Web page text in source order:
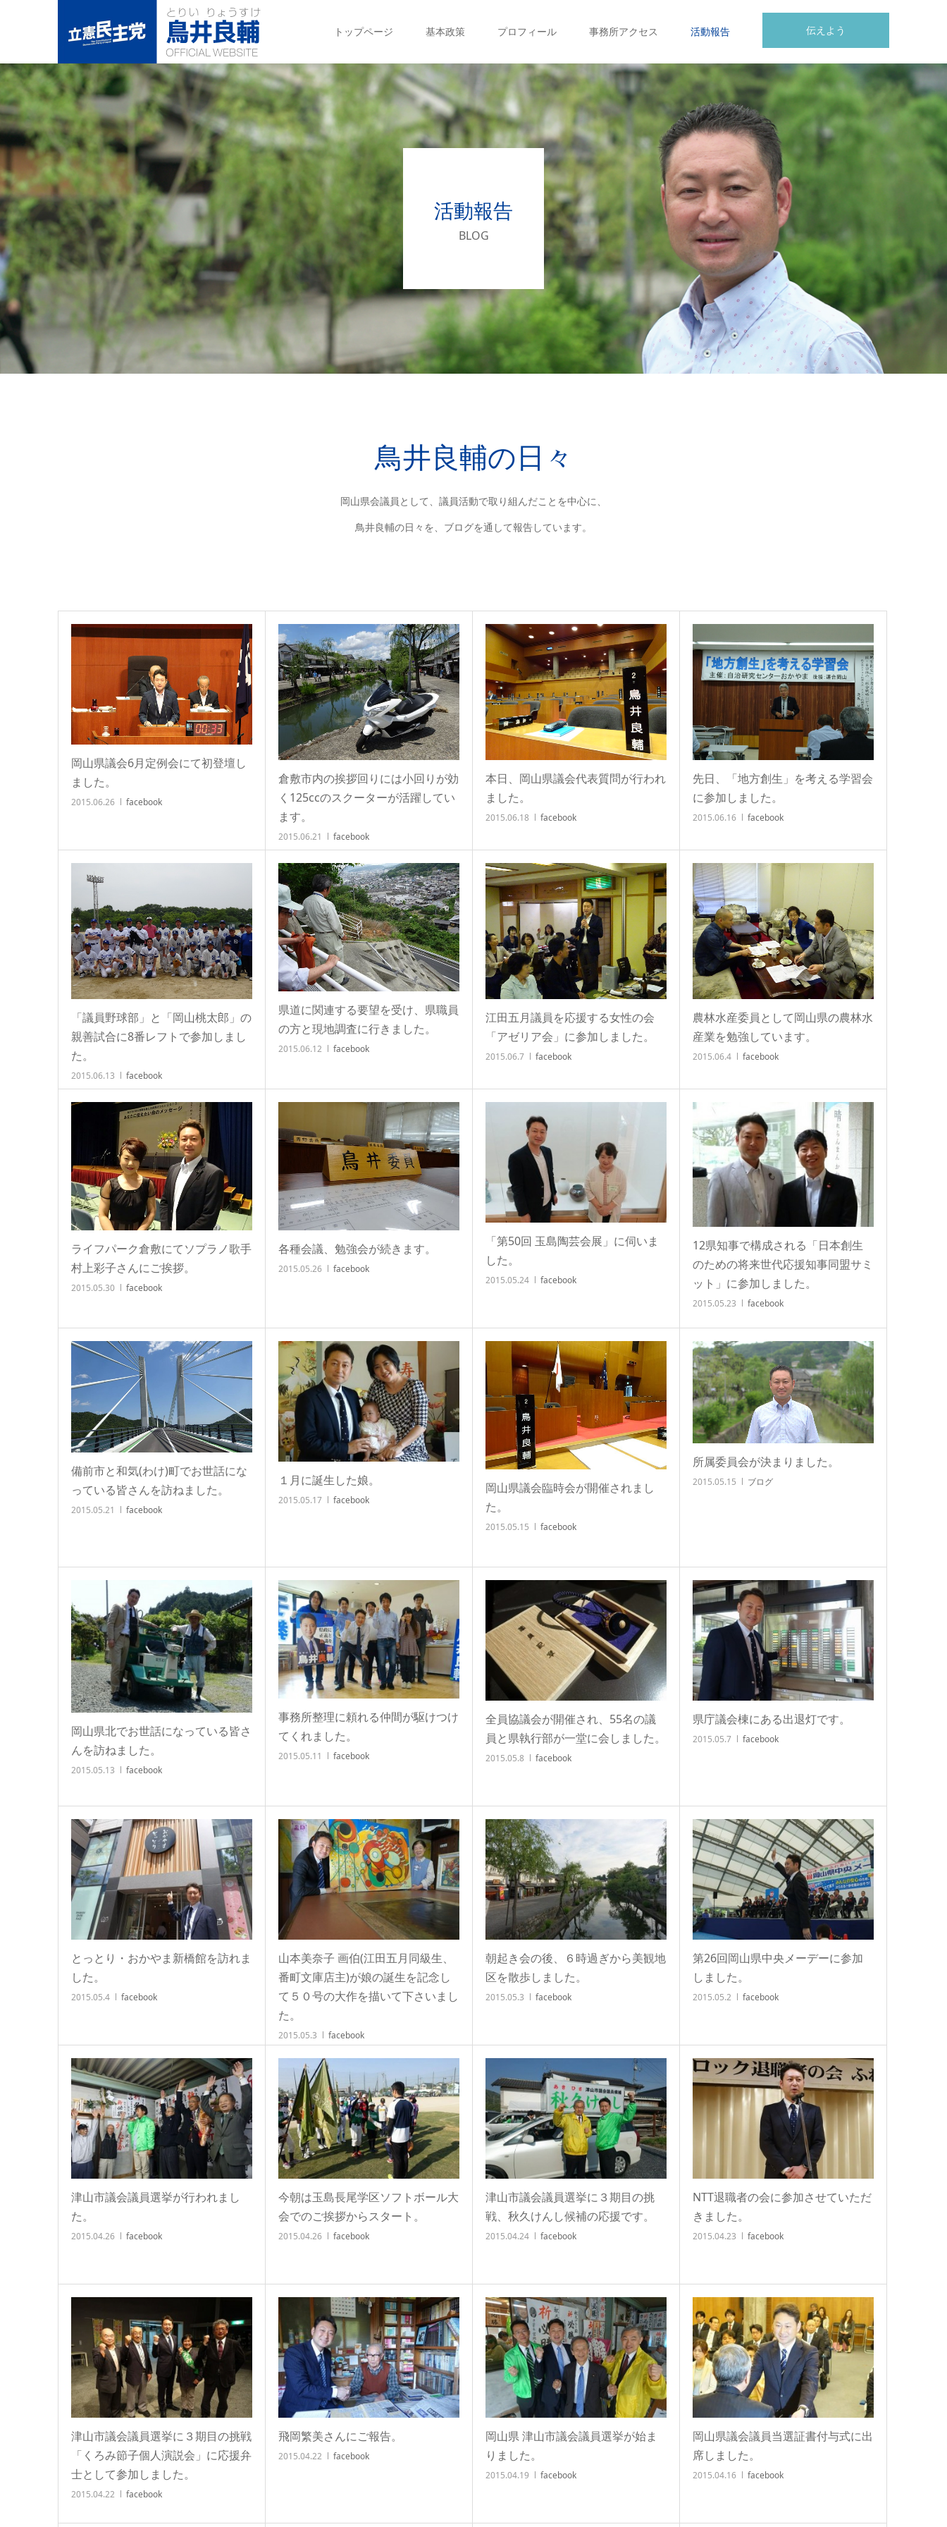
伝えよう
トップページ 基本政策 プロフィール 事務所アクセス 活動報告
活動報告
BLOG
鳥井良輔の日々
岡山県会議員として、議員活動で取り組んだことを中心に、
鳥井良輔の日々を、ブログを通して報告しています。
岡山県議会6月定例会にて初登壇し
ました。
2015.06.26 facebook
倉敷市内の挨拶回りには小回りが効
く125ccのスクーターが活躍してい
ます。
2015.06.21 facebook
本日、岡山県議会代表質問が行われ
ました。
2015.06.18 facebook
先日、「地方創生」を考える学習会
に参加しました。
2015.06.16 facebook
「議員野球部」と「岡山桃太郎」の
親善試合に8番レフトで参加しまし
た。
2015.06.13 facebook
県道に関連する要望を受け、県職員
の方と現地調査に行きました。
2015.06.12 facebook
江田五月議員を応援する女性の会
「アゼリア会」に参加しました。
2015.06.7 facebook
農林水産委員として岡山県の農林水
産業を勉強しています。
2015.06.4 facebook
ライフパーク倉敷にてソプラノ歌手
村上彩子さんにご挨拶。
2015.05.30 facebook
各種会議、勉強会が続きます。
2015.05.26 facebook
「第50回 玉島陶芸会展」に伺いま
した。
2015.05.24 facebook
12県知事で構成される「日本創生
のための将来世代応援知事同盟サミ
ット」に参加しました。
2015.05.23 facebook
備前市と和気(わけ)町でお世話にな
っている皆さんを訪ねました。
2015.05.21 facebook
１月に誕生した娘。
2015.05.17 facebook
岡山県議会臨時会が開催されまし
た。
2015.05.15 facebook
所属委員会が決まりました。
2015.05.15 ブログ
岡山県北でお世話になっている皆さ
んを訪ねました。
2015.05.13 facebook
事務所整理に頼れる仲間が駆けつけ
てくれました。
2015.05.11 facebook
全員協議会が開催され、55名の議
員と県執行部が一堂に会しました。
2015.05.8 facebook
県庁議会棟にある出退灯です。
2015.05.7 facebook
とっとり・おかやま新橋館を訪れま
した。
2015.05.4 facebook
山本美奈子 画伯(江田五月同級生、
番町文庫店主)が娘の誕生を記念し
て５０号の大作を描いて下さいまし
た。
2015.05.3 facebook
朝起き会の後、６時過ぎから美観地
区を散歩しました。
2015.05.3 facebook
第26回岡山県中央メーデーに参加
しました。
2015.05.2 facebook
津山市議会議員選挙が行われまし
た。
2015.04.26 facebook
今朝は玉島長尾学区ソフトボール大
会でのご挨拶からスタート。
2015.04.26 facebook
津山市議会議員選挙に３期目の挑
戦、秋久けんし候補の応援です。
2015.04.24 facebook
NTT退職者の会に参加させていただ
きました。
2015.04.23 facebook
津山市議会議員選挙に３期目の挑戦
「くろみ節子個人演説会」に応援弁
士として参加しました。
2015.04.22 facebook
飛岡繁美さんにご報告。
2015.04.22 facebook
岡山県 津山市議会議員選挙が始ま
りました。
2015.04.19 facebook
岡山県議会議員当選証書付与式に出
席しました。
2015.04.16 facebook